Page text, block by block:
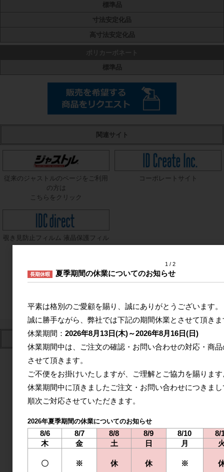
標準品
寸法安定化品
高寸法安定化品
標準品
関連サイト
従来のジャストルのページをご利用
の方は
こちらをクリック
コーポレートサイト
覗き見防止フィルム 液晶保護フィル
ム
日 月 火 水 木 金 土
1
2 3 4 5 6
9 10 11 12 13
16 19
23 26
1 2
長期休暇 夏季期間の休業についてのお知らせ
平素は格別のご愛顧を賜り、誠にありがとうございます。
誠に勝手ながら、弊社では下記の期間休業とさせて頂き
休業期間： 2026年8月13日(木)～2026年8月16日(日)
休業期間中は、ご注文の確認・お問い合わせの対応・商
させて頂きます。
ご不便をお掛けいたしますが、ご理解とご協力を賜りま
休業期間中に頂きましたご注文・お問い合わせにつきま
順次ご対応させていただきます。
2026年夏季期間の休業についてのお知らせ
8/6
木
〇
8/7
金
※
8/8
土
休
8/9
日
休
8/10
月
※
8/